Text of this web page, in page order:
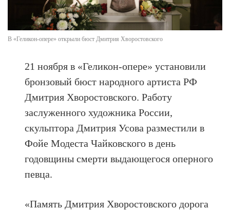
В «Геликон-опере» открыли бюст Дмитрия Хворостовского
21 ноября в «Геликон-опере» установили
бронзовый бюст народного артиста РФ
Дмитрия Хворостовского. Работу
заслуженного художника России,
скульптора Дмитрия Усова разместили в
Фойе Модеста Чайковского в день
годовщины смерти выдающегося оперного
певца.
«Память Дмитрия Хворостовского дорога